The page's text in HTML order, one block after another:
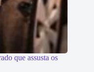
que assusta os